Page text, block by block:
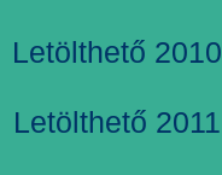
Letölthető
Letölthető